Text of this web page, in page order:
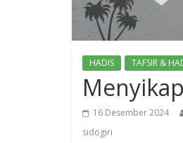
HADIS TAFSIR &
16 Desember 2024
sidogiri